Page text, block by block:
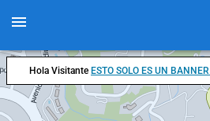
Hola Visitante ESTO SOLO ES UN